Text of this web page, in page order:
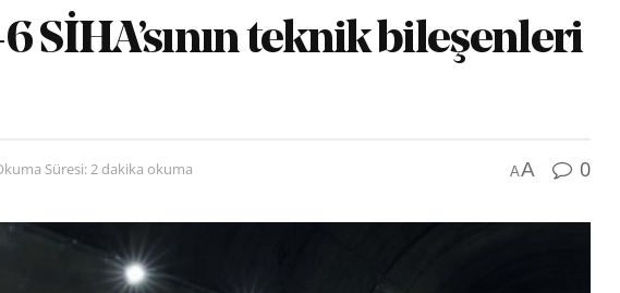
SİHA’sının teknik bileşenleri
Süresi: 2 dakika okuma AA 0